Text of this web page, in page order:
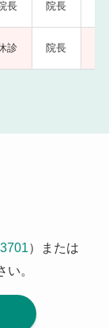
長 院長
診 院長
）または
。